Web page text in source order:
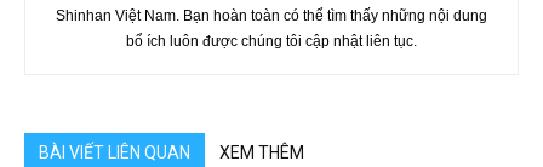
Shinhan Việt Nam. Bạn hoàn toàn có thể tìm thấy những nội dung
bổ ích luôn được chúng tôi cập nhật liên tục.
BÀI VIẾT LIÊN QUAN XEM THÊM